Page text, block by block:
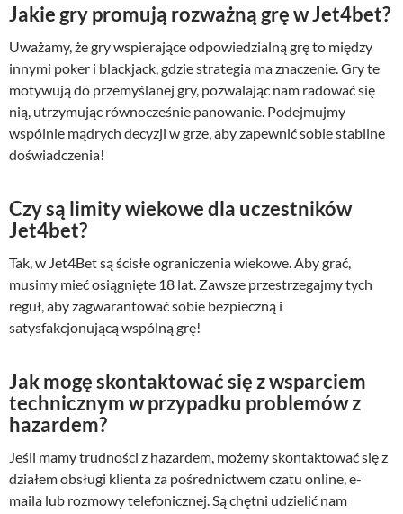
Jakie gry promują rozważną grę w Jet4bet?
Uważamy, że gry wspierające odpowiedzialną grę to między
innymi poker i blackjack, gdzie strategia ma znaczenie. Gry te
motywują do przemyślanej gry, pozwalając nam radować się
nią, utrzymując równocześnie panowanie. Podejmujmy
wspólnie mądrych decyzji w grze, aby zapewnić sobie stabilne
doświadczenia!
Czy są limity wiekowe dla uczestników
Jet4bet?
Tak, w Jet4Bet są ścisłe ograniczenia wiekowe. Aby grać,
musimy mieć osiągnięte 18 lat. Zawsze przestrzegajmy tych
reguł, aby zagwarantować sobie bezpieczną i
satysfakcjonującą wspólną grę!
Jak mogę skontaktować się z wsparciem
technicznym w przypadku problemów z
hazardem?
Jeśli mamy trudności z hazardem, możemy skontaktować się z
działem obsługi klienta za pośrednictwem czatu online, e-
maila lub rozmowy telefonicznej. Są chętni udzielić nam